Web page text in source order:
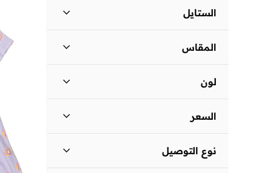
أطفال
الستايل
المقاس
لون
السعر

نوع التوصيل